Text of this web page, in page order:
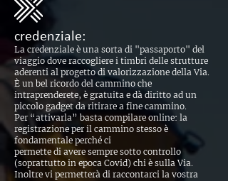
credenziale:
La credenziale è una sorta di "passaporto" del
viaggio dove raccogliere i timbri delle strutture
aderenti al progetto di valorizzazione della Via.
È un bel ricordo del cammino che
intraprenderete, è gratuita e dà diritto ad un
piccolo gadget da ritirare a fine cammino.
Per “attivarla” basta compilare online: la
registrazione per il cammino stesso è
fondamentale perché ci
permette di avere sempre sotto controllo
(soprattutto in epoca Covid) chi è sulla Via.
Inoltre vi permetterà di raccontarci la vostra